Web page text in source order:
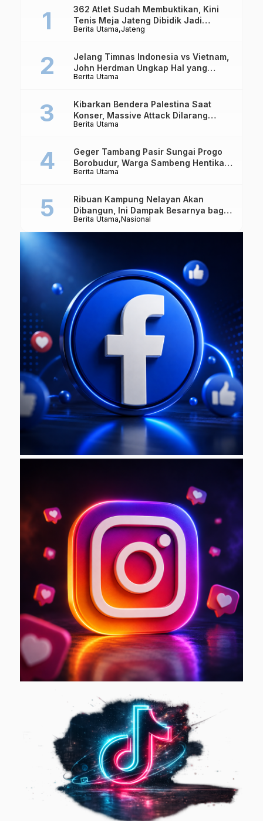
Berita Utama Jateng
362 Atlet Sudah Membuktikan, Kini
Tenis Meja Jateng Dibidik Jadi
Kekuatan Nasional
Berita Utama
Jelang Timnas Indonesia vs Vietnam,
John Herdman Ungkap Hal yang
Dipertaruhkan
Berita Utama
Kibarkan Bendera Palestina Saat
Konser, Massive Attack Dilarang
Masuk Singapura Lagi
Berita Utama
Geger Tambang Pasir Sungai Progo
Borobudur, Warga Sambeng Hentikan
Alat Berat dan Usir Truk
Berita Utama Nasional
Ribuan Kampung Nelayan Akan
Dibangun, Ini Dampak Besarnya bagi
Ekonomi Indonesia